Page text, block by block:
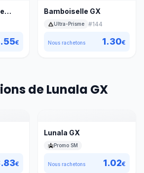
€
Bamboiselle GX
Ultra-Prisme #144
Nous rachetons 1.30€
de Lunala GX
€
Lunala GX
Promo SM
Nous rachetons 1.02€